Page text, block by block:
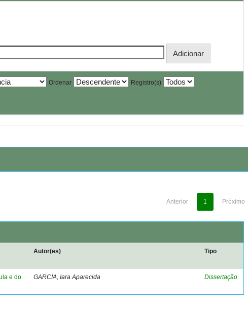
Ordenar Registro(s)
Anterior 1 Próximo
Autor(es) Tipo
e do
GARCIA, Iara Aparecida Dissertação